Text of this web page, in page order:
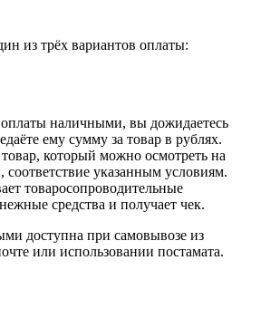
из трёх вариантов оплаты:
наличными, вы дожидаетесь
ему сумму за товар в рублях.
товар, который можно осмотреть на
указанным условиям.
товаросопроводительные
средства и получает чек.
доступна при самовывозе из
или использовании постамата.